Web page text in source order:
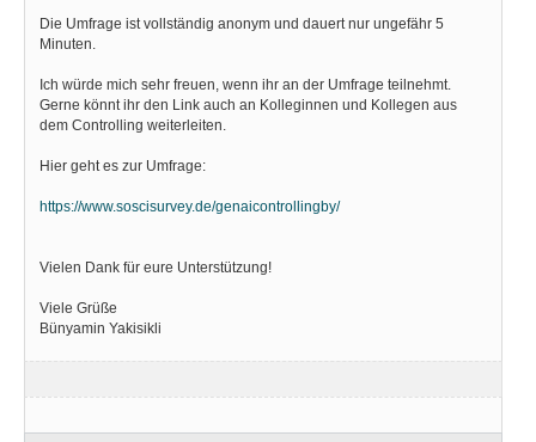
Die Umfrage ist vollständig anonym und dauert nur ungefähr 5
Minuten.
Ich würde mich sehr freuen, wenn ihr an der Umfrage teilnehmt.
Gerne könnt ihr den Link auch an Kolleginnen und Kollegen aus
dem Controlling weiterleiten.
Hier geht es zur Umfrage:
https://www.soscisurvey.de/genaicontrollingby/
Vielen Dank für eure Unterstützung!
Viele Grüße
Bünyamin Yakisikli